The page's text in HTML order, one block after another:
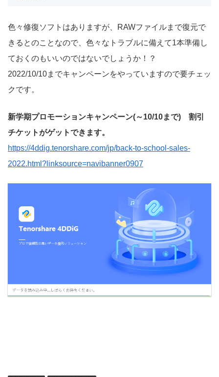
色々修復ソフトはありますが、RAWファイルまで復元で
きるとのことなので、色々なトラブルに備えて1本準備し
ておくのもいいのではないでしょうか！？
2022/10/10までキャンペーンをやっていますので要チェッ
クです。
新学期プロモーションキャンペーン(～10/10まで) 割引
チケットがゲットできます。
https://4ddig.tenorshare.com/jp/back-to-school-sales-
2022.html?linksource=navibanner0907